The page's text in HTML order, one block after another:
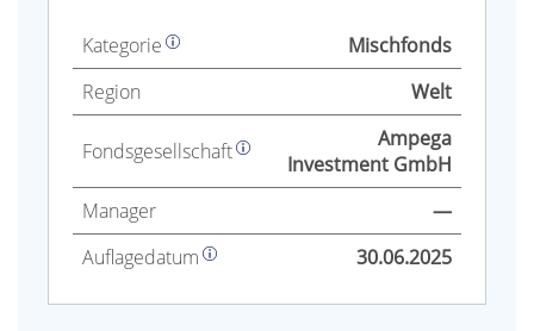
Kategorie
Mischfonds
Region
Welt
Fonds­gesellschaft
Ampega
Investment GmbH
Manager
—
Auflage­datum
30.06.2025